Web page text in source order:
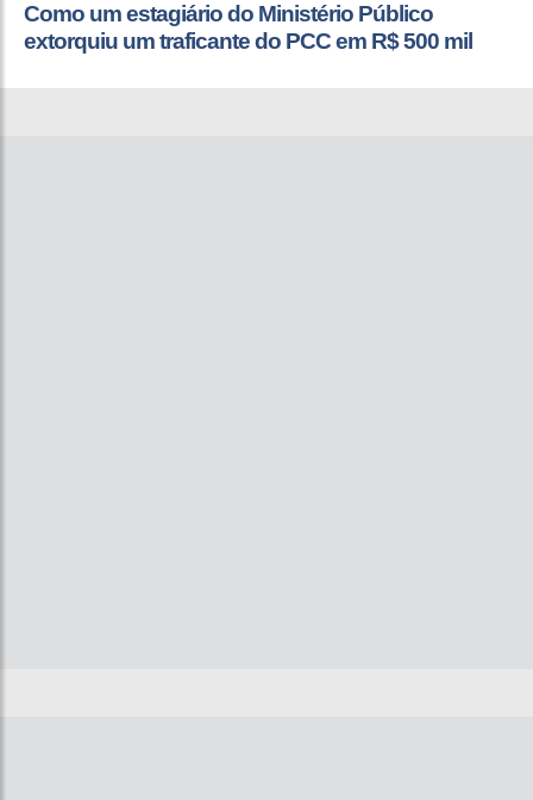
Como um estagiário do Ministério Público
extorquiu um traficante do PCC em R$ 500 mil